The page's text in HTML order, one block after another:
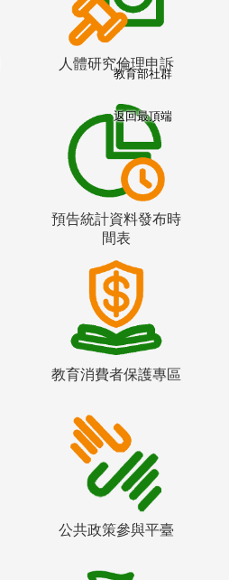
人體研究倫理申訴
預告統計資料發布時
間表
教育消費者保護專區
公共政策參與平臺
教育部社群
返回最頂端